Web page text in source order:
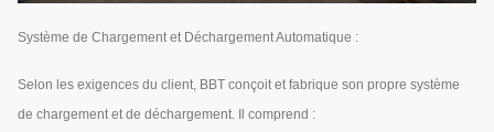
Système de Chargement et Déchargement Automatique :
Selon les exigences du client, BBT conçoit et fabrique son propre système
de chargement et de déchargement. Il comprend :